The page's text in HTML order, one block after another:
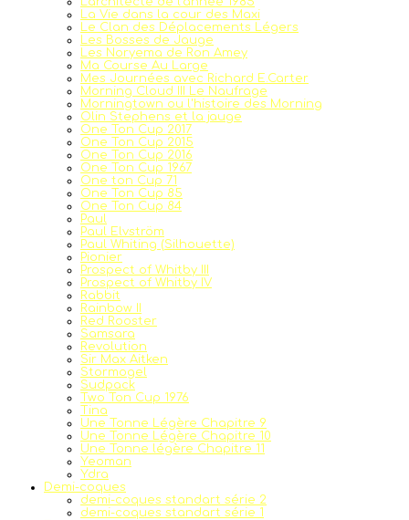
La Vie dans la cour des Maxi
Le Clan des Déplacements Légers
Les Bosses de Jauge
Les Noryema de Ron Amey
Ma Course Au Large
Mes Journées avec Richard E.Carter
Morning Cloud III Le Naufrage
Morningtown ou l'histoire des Morning
Olin Stephens et la jauge
One Ton Cup 2017
One Ton Cup 2015
One Ton Cup 2016
One Ton Cup 1967
One ton Cup 71
One Ton Cup 85
One Ton Cup 84
Paul
Paul Elvström
Paul Whiting (Silhouette)
Pionier
Prospect of Whitby III
Prospect of Whitby IV
Rabbit
Rainbow II
Red Rooster
Samsara
Revolution
Sir Max Aitken
Stormogel
Sudpack
Two Ton Cup 1976
Tina
Une Tonne Légère Chapitre 9
Une Tonne Légère Chapitre 10
Une Tonne légère Chapitre 11
Yeoman
Ydra
Demi-coques
demi-coques standart série 2
demi-coques standart série 1